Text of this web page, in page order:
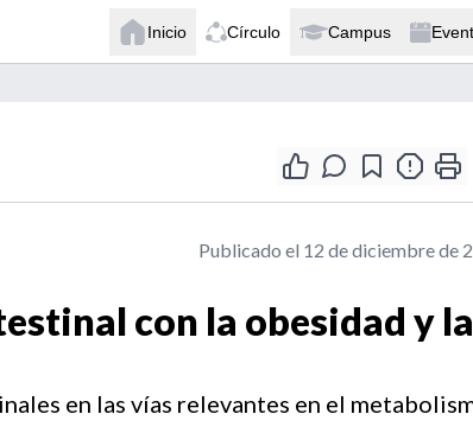
Inicio Círculo Campus
Publicado el 12 de diciembre de
con la obesidad y la
en las vías relevantes en el